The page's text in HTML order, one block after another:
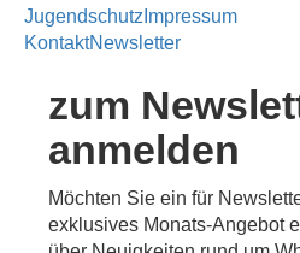
Jugendschutz Impressum
KontaktNewsletter
zum
anmelden
Möchten Sie ein für
exklusives Monats-Angebot